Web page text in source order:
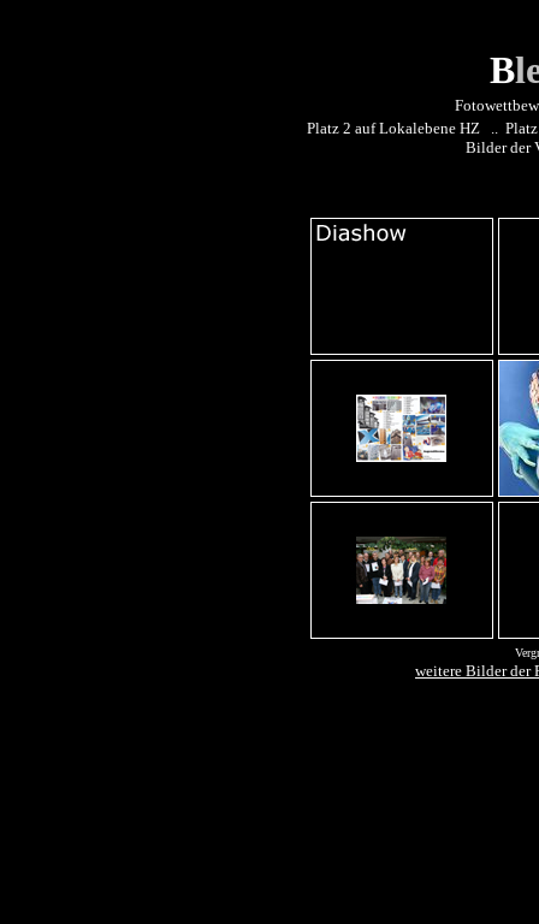
B
Platz 2 auf Lokalebene HZ .. Platz
Bilder der
weitere Bilder der